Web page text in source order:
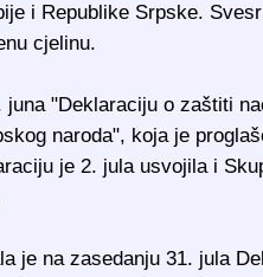
i Republike Srpske.
cjelinu.
"Deklaraciju o zaštiti
naroda", koja je
je 2. jula usvojila i
je na zasedanju 31. jula